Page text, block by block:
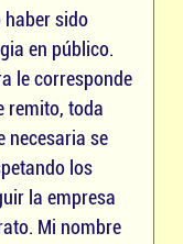
haber sido
en público.
le corresponde
remito, toda
necesaria se
los
la empresa
Mi nombre